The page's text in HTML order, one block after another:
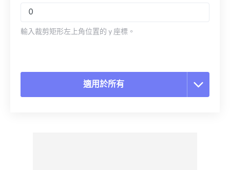
輸入裁剪矩形左上角位置的 y 座標。
適用於所有